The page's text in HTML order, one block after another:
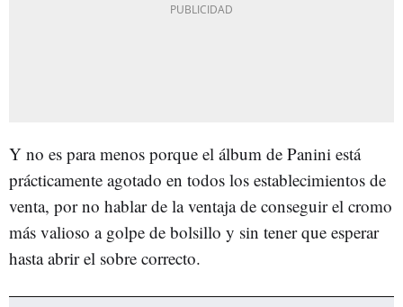
Y no es para menos porque el álbum de Panini está
prácticamente agotado en todos los establecimientos de
venta, por no hablar de la ventaja de conseguir el cromo
más valioso a golpe de bolsillo y sin tener que esperar
hasta abrir el sobre correcto.